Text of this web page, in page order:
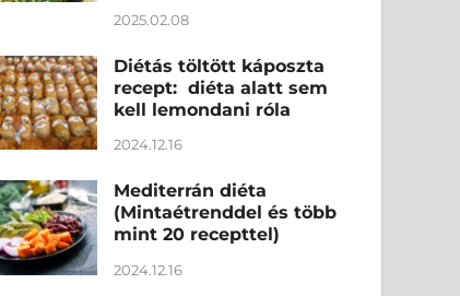
2025.02.08
Diétás töltött káposzta
recept: diéta alatt sem
kell lemondani róla
2024.12.16
Mediterrán diéta
(Mintaétrenddel és több
mint 20 recepttel)
2024.12.16